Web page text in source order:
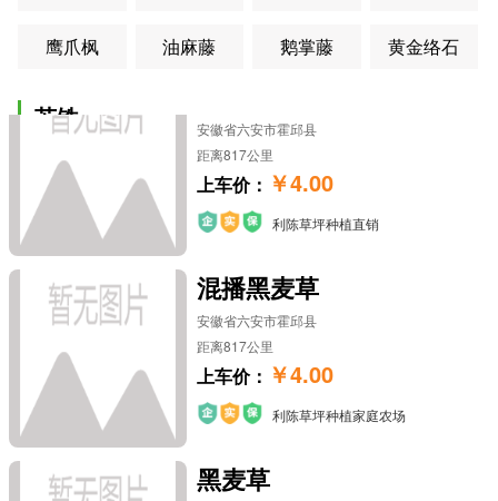
鹰爪枫 油麻藤 鹅掌藤 黄金络石
苏铁
苏铁 澳洲铁树 篦齿苏铁
华南苏铁 墨西哥铁树 南美苏铁
铁树 云南苏铁 福建苏铁
造型
造型红花继木桩 造型杜鹃 造型福建茶 造型红花勒杜鹃
造型松 造型小叶榕 造型紫花勒杜鹃
安徽省六安市霍邱县
距离817公里
上车价： ￥4.00
利陈草坪种植直销
混播黑麦草
安徽省六安市霍邱县
距离817公里
上车价： ￥4.00
利陈草坪种植家庭农场
黑麦草